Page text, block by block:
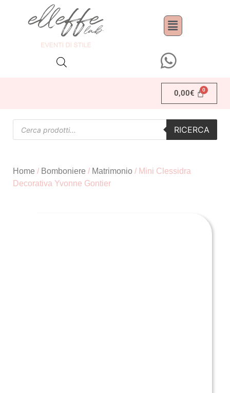
0,00€
RICERCA
Home / Bomboniere / Matrimonio / Mini Clessidra
Decorativa Yvonne Gontier